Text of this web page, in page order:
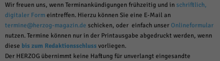
Wir freuen uns, wenn Terminankündigungen frühzeitig und in schriftlich,
digitaler Formeintreffen. Hierzu können Sie eine E-Mail an
termine@herzog-magazin.de schicken, oder einfach unserOnlineformular
nutzen. Termine können nur in der Printausgabe abgedruckt werden, wenn
diese bis zum Redaktionsschlussvorliegen.
Der HERZOG übernimmt keine Haftung für unverlangt eingesandte